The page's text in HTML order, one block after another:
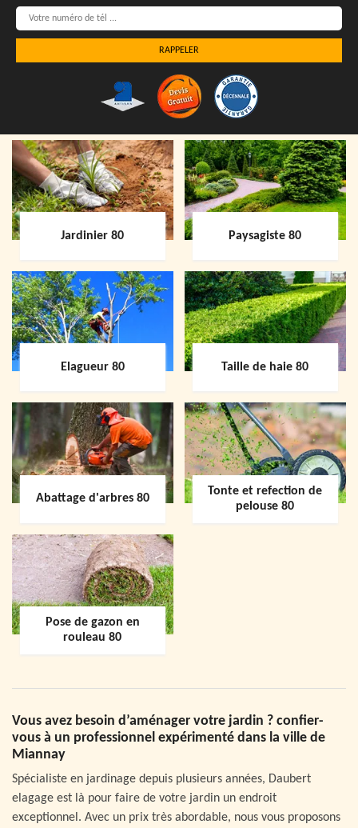
Jardinier 80 Paysagiste 80
Elagueur 80 Taille de haie 80
Abattage d'arbres 80
Tonte et refection de
pelouse 80
Pose de gazon en
rouleau 80
Vous avez besoin d’aménager votre jardin ? confier-
vous à un professionnel expérimenté dans la ville de
Miannay
Spécialiste en jardinage depuis plusieurs années, Daubert
elagage est là pour faire de votre jardin un endroit
exceptionnel. Avec un prix très abordable, nous vous proposons